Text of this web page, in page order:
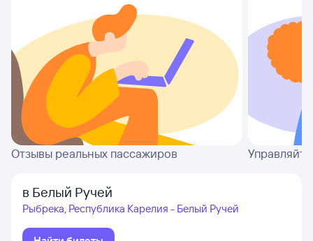
Отзывы реальных пассажиров
в Белый Ручей
Рыбрека, Республика Карелия - Белый Ручей